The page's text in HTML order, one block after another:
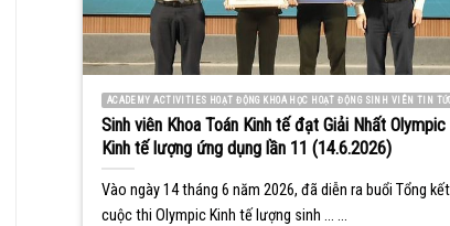
ACADEMY ACTIVITIES HOẠT ĐỘNG KHOA HỌC HOẠT ĐỘNG SINH VIÊN TIN
Sinh viên Khoa Toán Kinh tế đạt Giải Nhất Olympic
Kinh tế lượng ứng dụng lần 11 (14.6.2026)
Vào ngày 14 tháng 6 năm 2026, đã diễn ra buổi Tổng kết
cuộc thi Olympic Kinh tế lượng sinh ... ...